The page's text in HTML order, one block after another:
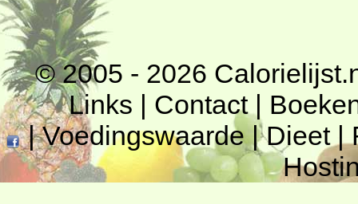
© 2005 - 2026
Links | Contact|
|Voedingswaarde|Dieet|